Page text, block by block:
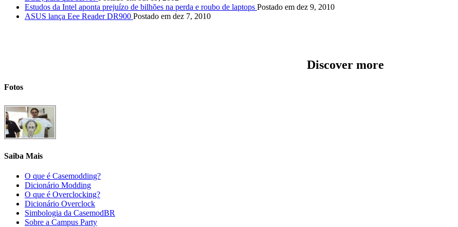
Estudos da Intel aponta prejuízo de bilhões na perda e roubo de laptops Postado em dez 9, 2010
ASUS lança Eee Reader DR900 Postado em dez 7, 2010
Discover more
Fotos
Saiba Mais
O que é Casemodding?
Dicionário Modding
O que é Overclocking?
Dicionário Overclock
Simbologia da CasemodBR
Sobre a Campus Party